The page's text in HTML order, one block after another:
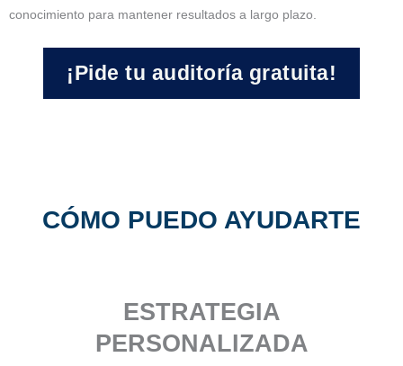
conocimiento para mantener resultados a largo plazo.
¡Pide tu auditoría gratuita!
CÓMO PUEDO AYUDARTE
ESTRATEGIA
PERSONALIZADA​